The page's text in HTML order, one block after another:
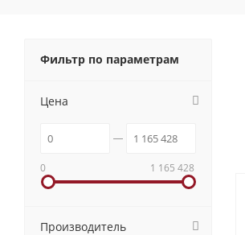
Фильтр по параметрам
Цена
0 1 165 428
Производитель